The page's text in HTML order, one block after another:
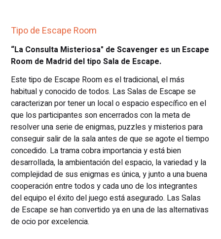
Tipo de Escape Room
“La Consulta Misteriosa" de Scavenger es un Escape
Room de Madrid del tipo Sala de Escape.
Este tipo de Escape Room es el tradicional, el más
habitual y conocido de todos. Las Salas de Escape se
caracterizan por tener un local o espacio específico en el
que los participantes son encerrados con la meta de
resolver una serie de enigmas, puzzles y misterios para
conseguir salir de la sala antes de que se agote el tiempo
concedido. La trama cobra importancia y está bien
desarrollada, la ambientación del espacio, la variedad y la
complejidad de sus enigmas es única, y junto a una buena
cooperación entre todos y cada uno de los integrantes
del equipo el éxito del juego está asegurado. Las Salas
de Escape se han convertido ya en una de las alternativas
de ocio por excelencia.